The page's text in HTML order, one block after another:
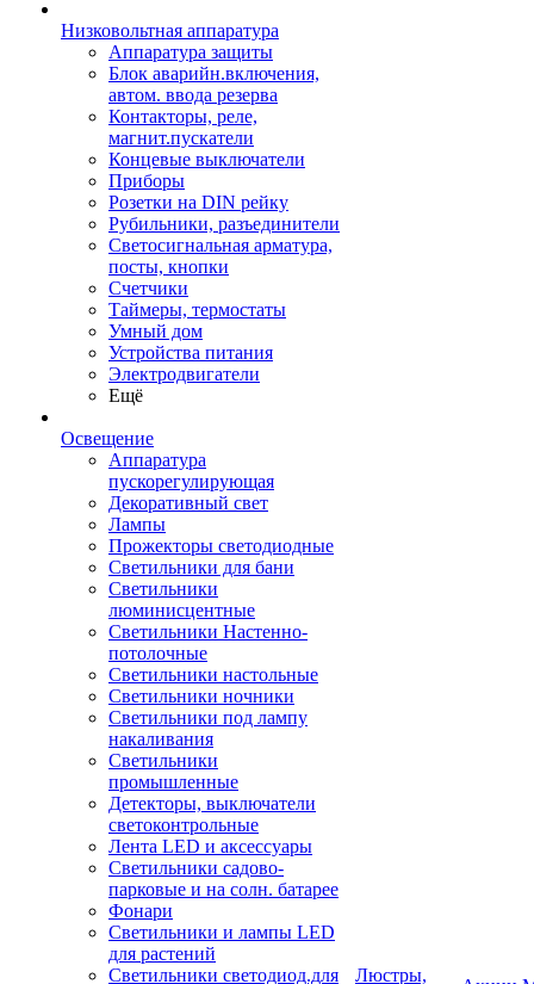
Низковольтная аппаратура
Аппаратура защиты
Блок аварийн.включения,
автом. ввода резерва
Контакторы, реле,
магнит.пускатели
Концевые выключатели
Приборы
Розетки на DIN рейку
Рубильники, разъединители
Светосигнальная арматура,
посты, кнопки
Счетчики
Таймеры, термостаты
Умный дом
Устройства питания
Электродвигатели
Ещё
Освещение
Аппаратура
пускорегулирующая
Декоративный свет
Лампы
Прожекторы светодиодные
Светильники для бани
Светильники
люминисцентные
Светильники Настенно-
потолочные
Светильники настольные
Светильники ночники
Светильники под лампу
накаливания
Светильники
промышленные
Детекторы, выключатели
светоконтрольные
Лента LED и аксессуары
Светильники садово-
парковые и на солн. батарее
Фонари
Светильники и лампы LED
для растений
Светильники светодиод.для
Люстры,